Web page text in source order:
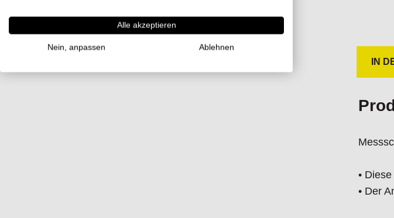
IN
•
• Der
Alle akzeptieren
Nein, anpassen Ablehnen